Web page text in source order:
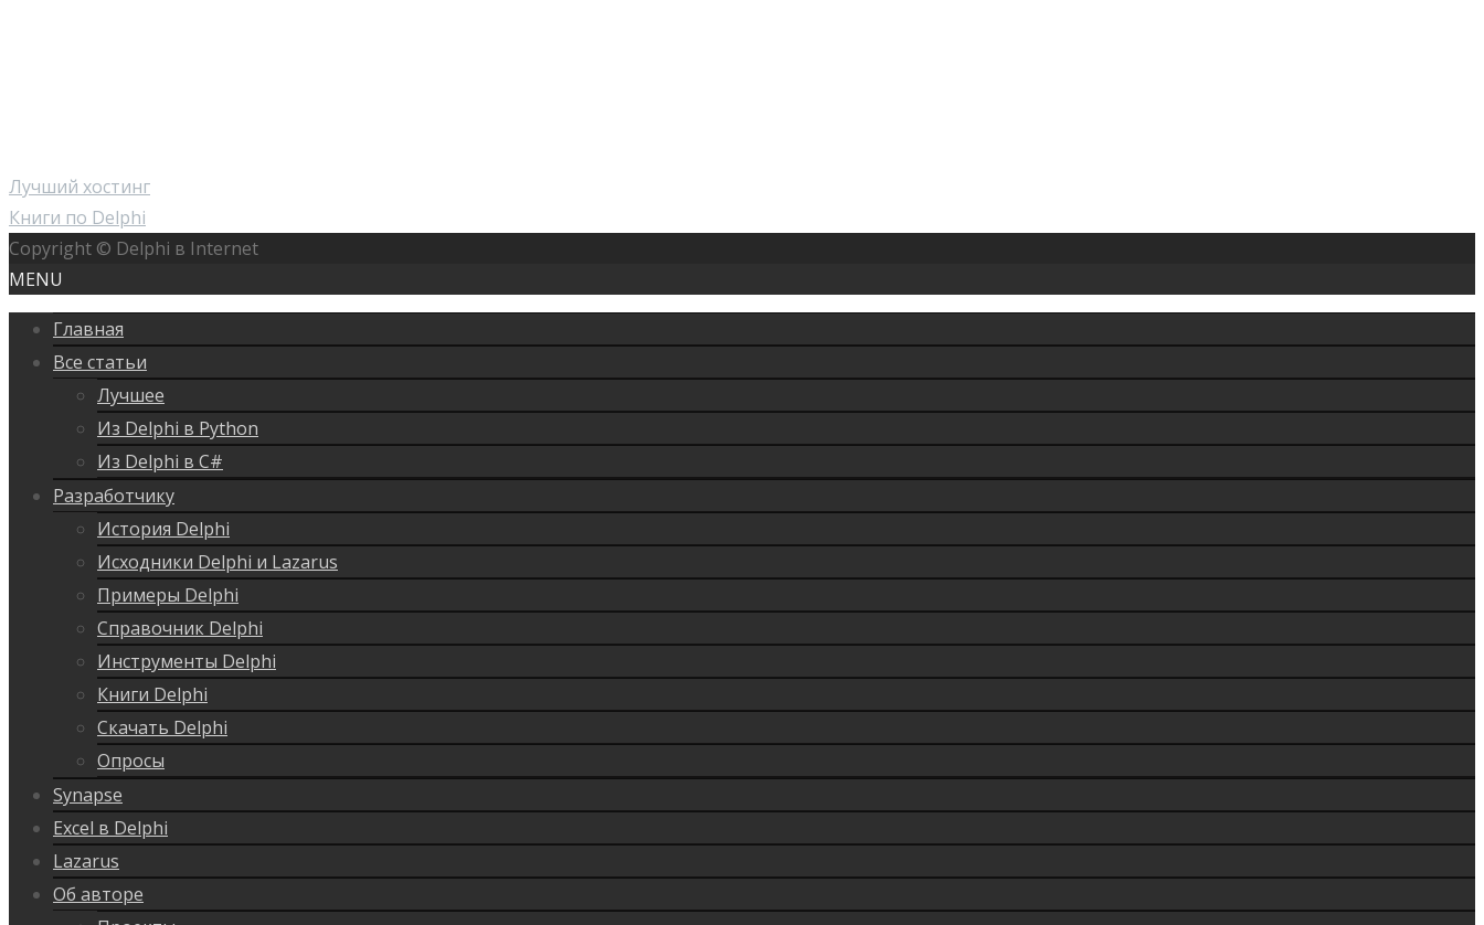
Лучший хостинг
Книги по Delphi
Copyright © Delphi в Internet
MENU
Главная
Все статьи
Лучшее
Из Delphi в Python
Из Delphi в C#
Разработчику
История Delphi
Исходники Delphi и Lazarus
Примеры Delphi
Справочник Delphi
Инструменты Delphi
Книги Delphi
Скачать Delphi
Опросы
Synapse
Excel в Delphi
Lazarus
Об авторе